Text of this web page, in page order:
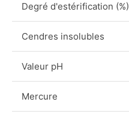
Degré d'estérification (%)
Cendres insolubles
Valeur pH
Mercure